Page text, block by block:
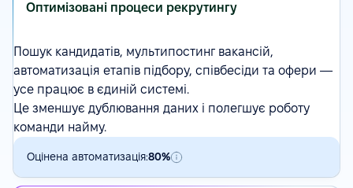
Оптимізовані процеси рекрутингу
Пошук кандидатів, мультипостинг вакансій,
автоматизація етапів підбору, співбесіди та офери —
усе працює в єдиній системі.
Це зменшує дублювання даних і полегшує роботу
команди найму.
Оцінена автоматизація:80%